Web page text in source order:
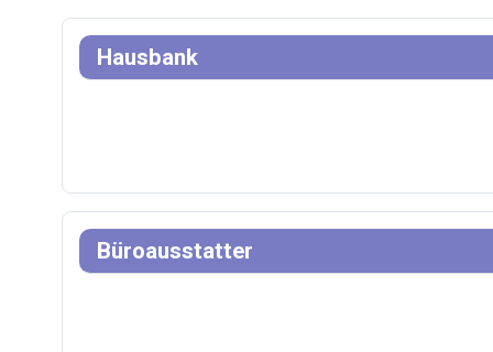
Hausbank
Büroausstatter